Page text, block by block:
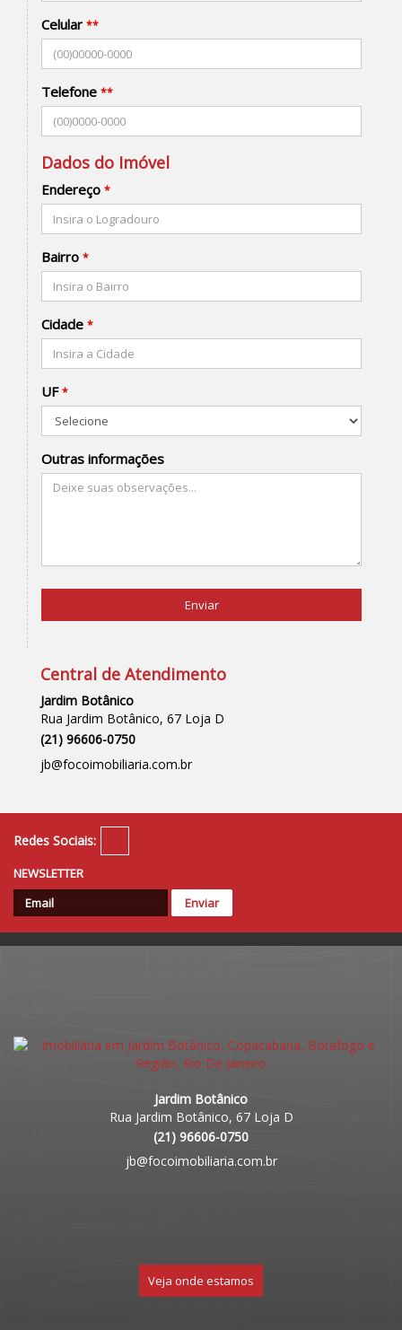
Celular **
Telefone **
Dados do Imóvel
Endereço *
Bairro *
Cidade *
UF *
Outras informações
Enviar
Central de Atendimento
Jardim Botânico
Rua Jardim Botânico, 67 Loja D
(21) 96606-0750
jb@focoimobiliaria.com.br
Redes Sociais:
NEWSLETTER
Jardim Botânico
Rua Jardim Botânico, 67 Loja D
(21) 96606-0750
jb@focoimobiliaria.com.br
Veja onde estamos